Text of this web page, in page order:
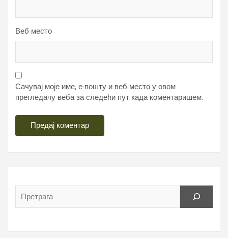
Веб место
Сачувај моје име, е-пошту и веб место у овом
прегледачу веба за следећи пут када коментаришем.